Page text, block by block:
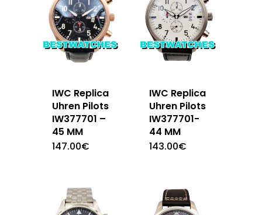
IWC Replica
Uhren Pilots
IW377701 –
45 MM
147.00€
IWC Replica
Uhren Pilots
IW377701-
44 MM
143.00€